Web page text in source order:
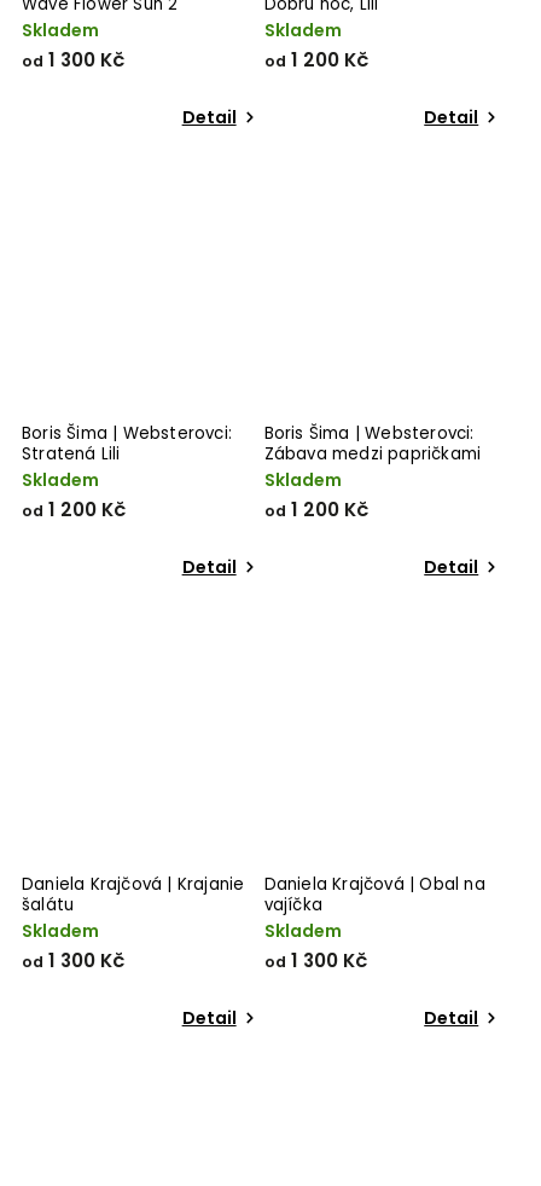
Skladem
od 1 300 Kč
Detail
Skladem
od 1 200 Kč
Detail
Boris Šima | Websterovci:
Stratená Lili
Skladem
od 1 200 Kč
Detail
Boris Šima | Websterovci:
Zábava medzi papričkami
Skladem
od 1 200 Kč
Detail
Daniela Krajčová | Krajanie
šalátu
Skladem
od 1 300 Kč
Detail
Daniela Krajčová | Obal na
vajíčka
Skladem
od 1 300 Kč
Detail